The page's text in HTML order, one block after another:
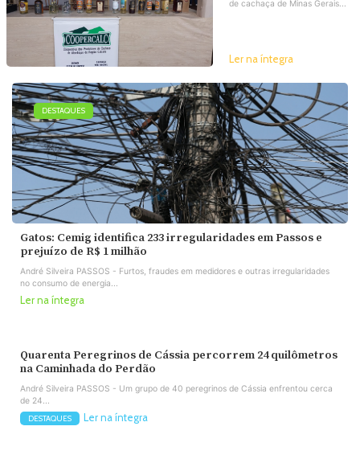
de cachaça de Minas Gerais...
Ler na íntegra
DESTAQUES
Gatos: Cemig identifica 233 irregularidades em Passos e
prejuízo de R$ 1 milhão
André Silveira PASSOS - Furtos, fraudes em medidores e outras irregularidades
no consumo de energia...
Ler na íntegra
Quarenta Peregrinos de Cássia percorrem 24 quilômetros
na Caminhada do Perdão
André Silveira PASSOS - Um grupo de 40 peregrinos de Cássia enfrentou cerca
de 24...
DESTAQUES Ler na íntegra